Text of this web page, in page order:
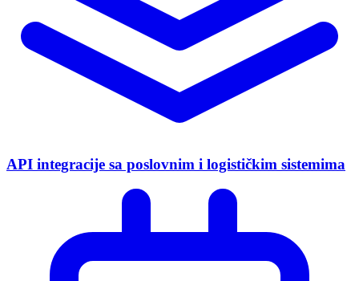
API integracije sa poslovnim i logističkim sistemima